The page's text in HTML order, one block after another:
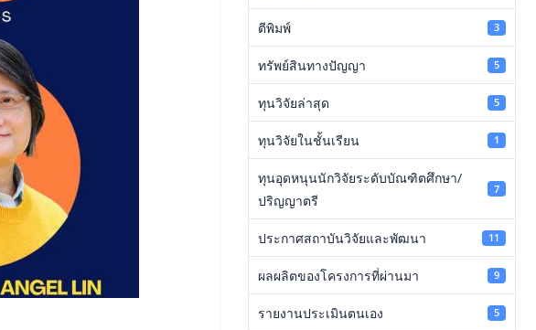
ตีพิมพ์ 3
ทรัพย์สินทางปัญญา 5
ทุนวิจัยล่าสุด 5
ทุนวิจัยในชั้นเรียน 1
ทุนอุดหนุนนักวิจัยระดับบัณฑิตศึกษา/
ปริญญาตรี
7
ประกาศสถาบันวิจัยและพัฒนา 11
ผลผลิตของโครงการที่ผ่านมา 9
รายงานประเมินตนเอง 5